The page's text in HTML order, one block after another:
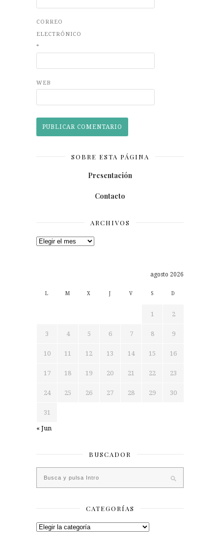
CORREO
ELECTRÓNICO
*
WEB
SOBRE ESTA PÁGINA
Presentación
Contacto
ARCHIVOS
Archivos
agosto 2026
L M X J V S D
1 2
3 4 5 6 7 8 9
10 11 12 13 14 15 16
17 18 19 20 21 22 23
24 25 26 27 28 29 30
31
« Jun
BUSCADOR
CATEGORÍAS
Categorías